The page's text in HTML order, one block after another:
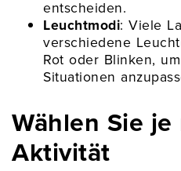
entscheiden.
Leuchtmodi: Viele
verschiedene
Rot oder Blinken,
Situationen
Wählen Sie je
Aktivität